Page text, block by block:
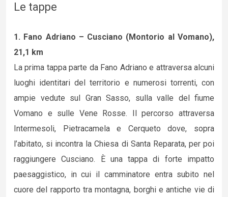
Le tappe
1. Fano Adriano – Cusciano (Montorio al Vomano),
21,1 km
La prima tappa parte da Fano Adriano e attraversa alcuni
luoghi identitari del territorio e numerosi torrenti, con
ampie vedute sul Gran Sasso, sulla valle del fiume
Vomano e sulle Vene Rosse. Il percorso attraversa
Intermesoli, Pietracamela e Cerqueto dove, sopra
l’abitato, si incontra la Chiesa di Santa Reparata, per poi
raggiungere Cusciano. È una tappa di forte impatto
paesaggistico, in cui il camminatore entra subito nel
cuore del rapporto tra montagna, borghi e antiche vie di